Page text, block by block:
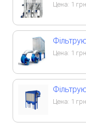
Цена: 1
Цена: 1
Цена: 1